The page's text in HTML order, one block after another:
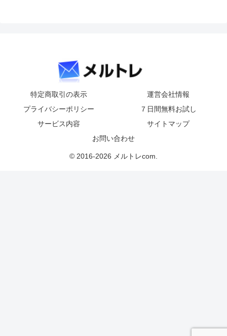
特定商取引の表示
運営会社情報
プライバシーポリシー
７日間無料お試し
サービス内容
サイトマップ
お問い合わせ
© 2016-2026 メルトレcom.